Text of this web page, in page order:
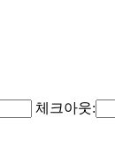
체크아웃: